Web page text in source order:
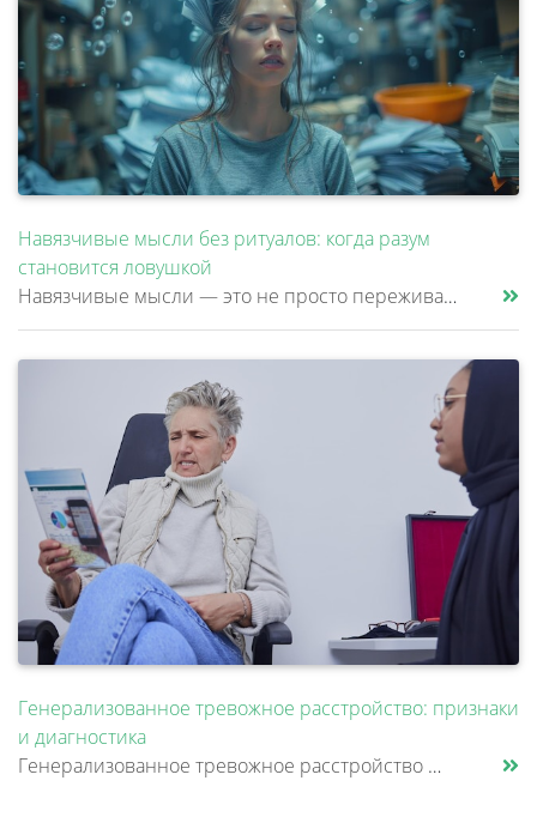
Навязчивые мысли без ритуалов: когда разум
становится ловушкой
Навязчивые мысли — это не просто переживания или тревоги, которые можно «отогнать» от себя. Эти мысли возникают против ж......
Генерализованное тревожное расстройство: признаки
и диагностика
Генерализованное тревожное расстройство — это состояние, при котором человек испытывает постоянное внутреннее напряжение......